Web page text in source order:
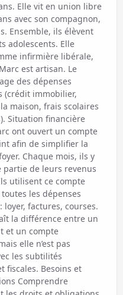
Elle vit en union libre
avec son compagnon,
Ensemble, ils élèvent
adolescents. Elle
infirmière libérale,
est artisan. Le
des dépenses
(crédit immobilier,
maison, frais scolaires
Situation financière
ont ouvert un compte
afin de simplifier la
Chaque mois, ils y
partie de leurs revenus
utilisent ce compte
les dépenses
loyer, factures, courses.
la différence entre un
et un compte
elle n’est pas
les subtilités
fiscales. Besoins et
Comprendre